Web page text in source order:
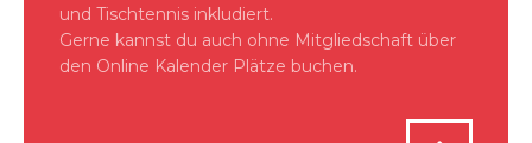
und Tischtennis inkludiert.
Gerne kannst du auch ohne Mitgliedschaft über
den Online Kalender Plätze buchen.